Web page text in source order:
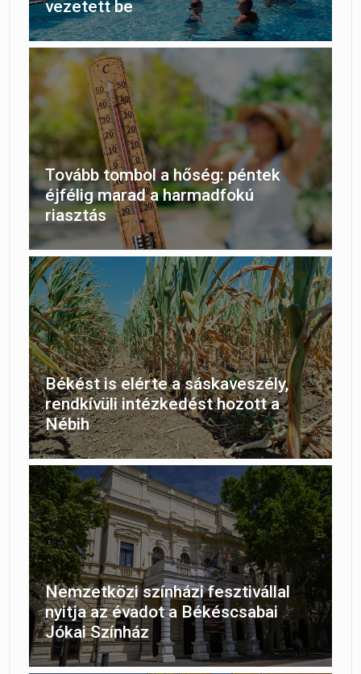
vezetett be
Tovább tombol a hőség: péntek
éjfélig marad a harmadfokú
riasztás
Békést is elérte a sáskaveszély,
rendkívüli intézkedést hozott a
Nébih
Nemzetközi színházi fesztivállal
nyitja az évadot a Békéscsabai
Jókai Színház